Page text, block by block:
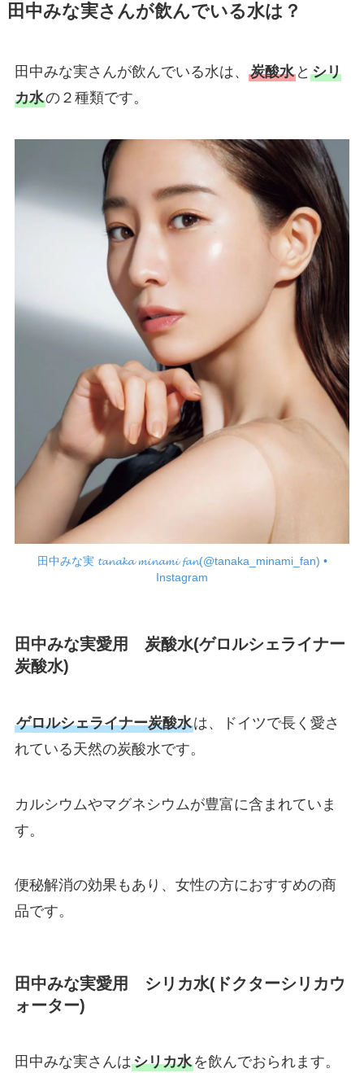
田中みな実さんが飲んでいる水は？
田中みな実さんが飲んでいる水は、 炭酸水と シリ
カ水の２種類です。
田中みな実 𝓽𝓪𝓷𝓪𝓴𝓪 𝓶𝓲𝓷𝓪𝓶𝓲 𝓯𝓪𝓷(@tanaka_minami_fan) •
Instagram
田中みな実愛用 炭酸水(ゲロルシェライナー
炭酸水)
ゲロルシェライナー炭酸水は、ドイツで長く愛さ
れている天然の炭酸水です。
カルシウムやマグネシウムが豊富に含まれていま
す。
便秘解消の効果もあり、女性の方におすすめの商
品です。
田中みな実愛用 シリカ水(ドクターシリカウ
ォーター)
田中みな実さんはシリカ水を飲んでおられます。